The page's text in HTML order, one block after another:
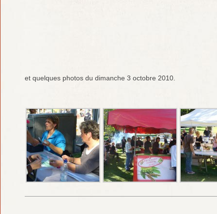
et quelques photos du dimanche 3 octobre 2010.